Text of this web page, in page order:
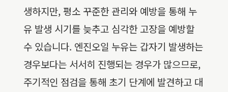
생하지만, 평소 꾸준한 관리와 예방을 통해 누
유 발생 시기를 늦추고 심각한 고장을 예방할
수 있습니다. 엔진오일 누유는 갑자기 발생하는
경우보다는 서서히 진행되는 경우가 많으므로,
주기적인 점검을 통해 초기 단계에 발견하고 대